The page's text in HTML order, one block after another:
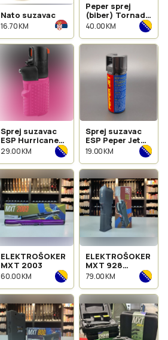
Nato suzavac
16.70 KM
Peper sprej
(biber) Tornado
63ml
40.00 KM
Sprej suzavac
ESP Hurricane
15ml
29.00 KM
Sprej suzavac
ESP Peper Jet
50ml
19.00 KM
ELEKTROŠOKER
MXT 2003
60.00 KM
ELEKTROŠOKER
MXT 928
VOLTAGE 7,2V
79.00 KM